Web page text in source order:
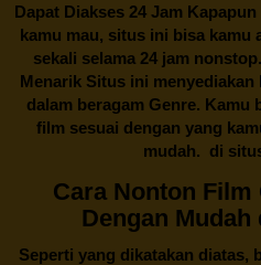
Dapat Diakses 24 Jam
kamu mau, situs ini bisa kamu
sekali selama 24 jam
Menarik Situs ini
dalam beragam Genre. Kamu
film sesuai dengan yang
mudah. di
Cara Nonton
Dengan Mudah
Seperti yang dikatakan diatas,